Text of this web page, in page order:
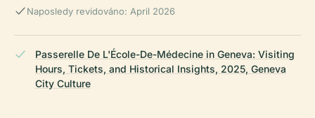
Naposledy revidováno: April 2026
Passerelle De L'École-De-Médecine in Geneva: Visiting
Hours, Tickets, and Historical Insights, 2025, Geneva
City Culture